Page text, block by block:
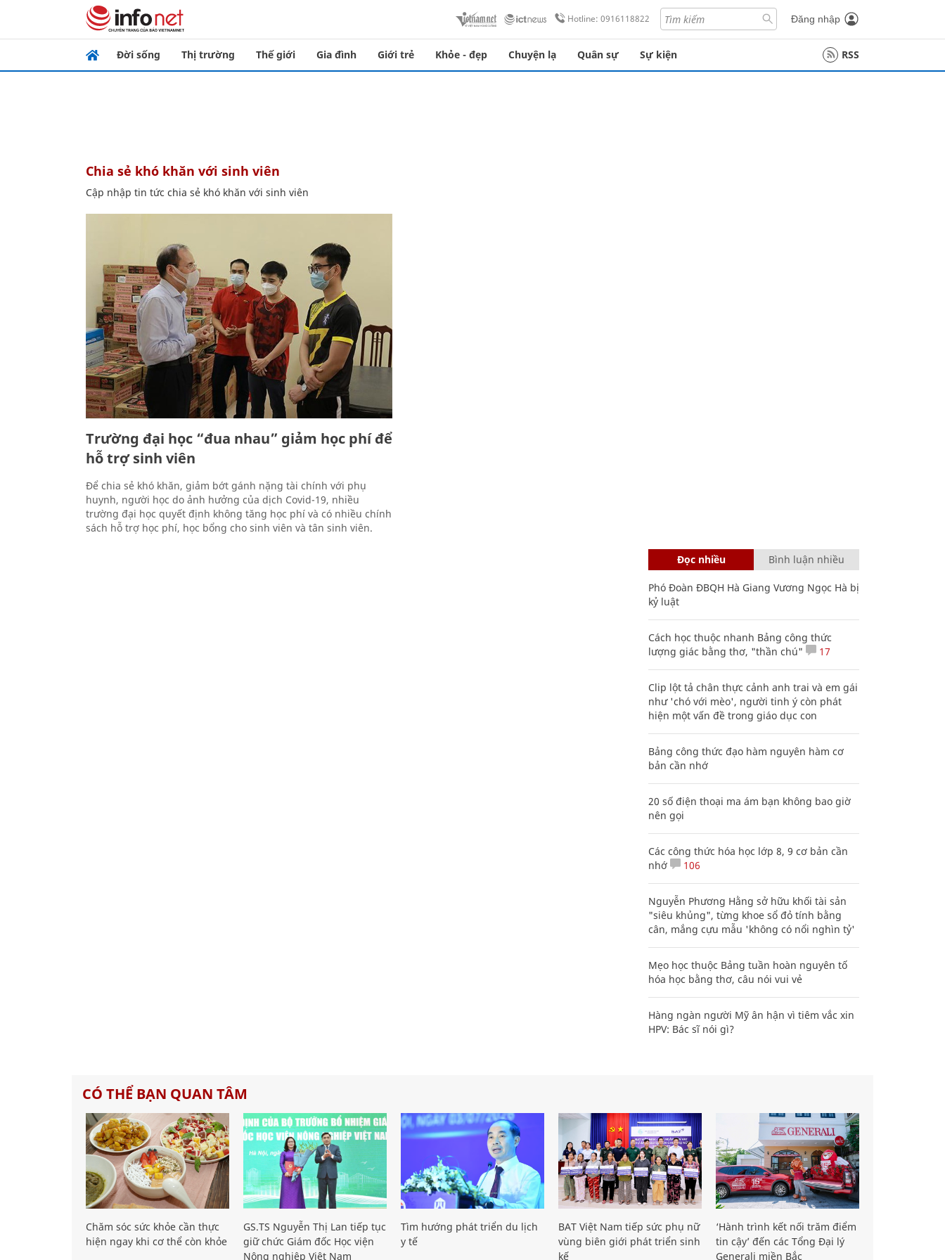
Hotline: 0916118822 Đăng nhập
Đời sống Thị trường Thế giới Gia đình Giới trẻ Khỏe - đẹp Chuyện lạ Quân sự Sự kiện RSS
chia sẻ khó khăn với sinh viên
Cập nhập tin tức chia sẻ khó khăn với sinh viên
Trường đại học “đua nhau” giảm học phí để
hỗ trợ sinh viên
Để chia sẻ khó khăn, giảm bớt gánh nặng tài chính với phụ
huynh, người học do ảnh hưởng của dịch Covid-19, nhiều
trường đại học quyết định không tăng học phí và có nhiều chính
sách hỗ trợ học phí, học bổng cho sinh viên và tân sinh viên.
Đọc nhiều Bình luận nhiều
Phó Đoàn ĐBQH Hà Giang Vương Ngọc Hà bị
kỷ luật
Cách học thuộc nhanh Bảng công thức
lượng giác bằng thơ, "thần chú"
17
Clip lột tả chân thực cảnh anh trai và em gái
như 'chó với mèo', người tinh ý còn phát
hiện một vấn đề trong giáo dục con
Bảng công thức đạo hàm nguyên hàm cơ
bản cần nhớ
20 số điện thoại ma ám bạn không bao giờ
nên gọi
Các công thức hóa học lớp 8, 9 cơ bản cần
nhớ
106
Nguyễn Phương Hằng sở hữu khối tài sản
"siêu khủng", từng khoe sổ đỏ tính bằng
cân, mắng cựu mẫu 'không có nổi nghìn tỷ'
Mẹo học thuộc Bảng tuần hoàn nguyên tố
hóa học bằng thơ, câu nói vui vẻ
Hàng ngàn người Mỹ ân hận vì tiêm vắc xin
HPV: Bác sĩ nói gì?
CÓ THỂ BẠN QUAN TÂM
Chăm sóc sức khỏe cần thực
hiện ngay khi cơ thể còn khỏe
GS.TS Nguyễn Thị Lan tiếp tục
giữ chức Giám đốc Học viện
Nông nghiệp Việt Nam
Tìm hướng phát triển du lịch
y tế
BAT Việt Nam tiếp sức phụ nữ
vùng biên giới phát triển sinh
kế
‘Hành trình kết nối trăm điểm
tin cậy’ đến các Tổng Đại lý
Generali miền Bắc